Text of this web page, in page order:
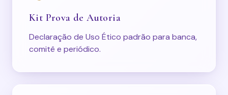
Kit Prova de Autoria
Declaração de Uso Ético padrão para banca,
comitê e periódico.